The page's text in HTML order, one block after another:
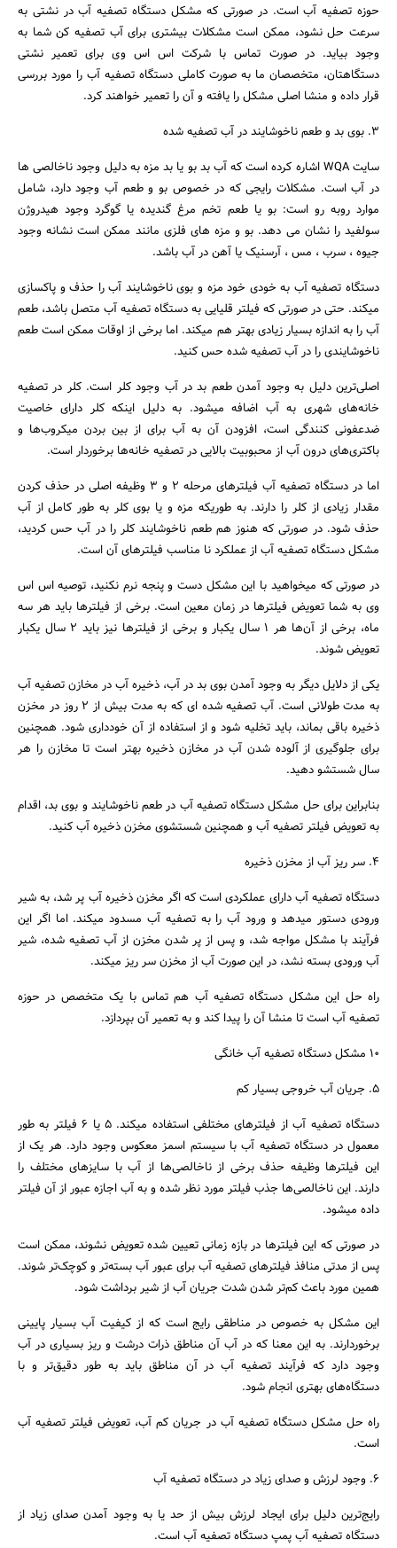
حوزه تصفیه آب است. در صورتی که مشکل دستگاه تصفیه آب در نشتی به
سرعت حل نشود، ممکن است مشکلات بیشتری برای آب تصفیه کن شما به
وجود بیاید. در صورت تماس با شرکت اس اس وی برای تعمیر نشتی
دستگاهتان، متخصصان ما به صورت کاملی دستگاه تصفیه آب را مورد بررسی
قرار داده و منشا اصلی مشکل را یافته و آن را تعمیر خواهند کرد.
3. بوی بد و طعم ناخوشایند در آب تصفیه شده
سایت WQA اشاره کرده است که آب بد بو یا بد مزه به دلیل وجود ناخالصی ها
در آب است. مشکلات رایجی که در خصوص بو و طعم آب وجود دارد، شامل
موارد روبه رو است: بو یا طعم تخم مرغ گندیده یا گوگرد وجود هیدروژن
سولفید را نشان می دهد. بو و مزه های فلزی مانند ممکن است نشانه وجود
جیوه ، سرب ، مس ، آرسنیک یا آهن در آب باشد.
دستگاه تصفیه آب به خودی خود مزه و بوی ناخوشایند آب را حذف و پاکسازی
میکند. حتی در صورتی که فیلتر قلیایی به دستگاه تصفیه آب متصل باشد، طعم
آب را به اندازه بسیار زیادی بهتر هم میکند. اما برخی از اوقات ممکن است طعم
ناخوشایندی را در آب تصفیه شده حس کنید.
اصلی‌ترین دلیل به وجود آمدن طعم بد در آب وجود کلر است. کلر در تصفیه
خانه‌های شهری به آب اضافه میشود. به دلیل اینکه کلر دارای خاصیت
ضدعفونی کنندگی است، افزودن آن به آب برای از بین بردن میکروب‌ها و
باکتری‌های درون آب از محبوبیت بالایی در تصفیه خانه‌ها برخوردار است.
اما در دستگاه تصفیه آب فیلتر‌های مرحله 2 و 3 وظیفه اصلی در حذف کردن
مقدار زیادی از کلر را دارند. به طوریکه مزه و یا بوی کلر به طور کامل از آب
حذف شود. در صورتی که هنوز هم طعم ناخوشایند کلر را در آب حس کردید،
مشکل دستگاه تصفیه آب از عملکرد نا مناسب فیلتر‌های آن است.
در صورتی که میخواهید با این مشکل دست و پنجه نرم نکنید، توصیه اس اس
وی به شما تعویض فیلتر‌ها در زمان معین است. برخی از فیلتر‌ها باید هر سه
ماه، برخی از آن‌ها هر 1 سال یکبار و برخی از فیلتر‌ها نیز باید 2 سال یکبار
تعویض شوند.
یکی از دلایل دیگر به وجود آمدن بوی بد در آب، ذخیره آب در مخازن تصفیه آب
به مدت طولانی است. آب تصفیه شده ای که به مدت بیش از 2 روز در مخزن
ذخیره باقی بماند، باید تخلیه شود و از استفاده از آن خودداری شود. همچنین
برای جلوگیری از آلوده شدن آب در مخازن ذخیره بهتر است تا مخازن را هر
سال شستشو دهید.
بنابراین برای حل مشکل دستگاه تصفیه آب در طعم ناخوشایند و بوی بد، اقدام
به تعویض فیلتر تصفیه آب و همچنین شستشوی مخزن ذخیره آب کنید.
4. سر ریز آب از مخزن ذخیره
دستگاه تصفیه آب دارای عملکردی است که اگر مخزن ذخیره آب پر شد، به شیر
ورودی دستور میدهد و ورود آب را به تصفیه آب مسدود میکند. اما اگر این
فرآیند با مشکل مواجه شد، و پس از پر شدن مخزن از آب تصفیه شده، شیر
آب ورودی بسته نشد، در این صورت آب از مخزن سر ریز میکند.
راه حل این مشکل دستگاه تصفیه آب هم تماس با یک متخصص در حوزه
تصفیه آب است تا منشا آن را پیدا کند و به تعمیر آن بپردازد.
10 مشکل دستگاه تصفیه آب خانگی
5. جریان آب خروجی بسیار کم
دستگاه تصفیه آب از فیلتر‌های مختلفی استفاده میکند. 5 یا 6 فیلتر به طور
معمول در دستگاه تصفیه آب با سیستم اسمز معکوس وجود دارد. هر یک از
این فیلتر‌ها وظیفه حذف برخی از ناخالصی‌ها از آب با سایز‌های مختلف را
دارند. این ناخالصی‌ها جذب فیلتر مورد نظر شده و به آب اجازه عبور از آن فیلتر
داده میشود.
در صورتی که این فیلتر‌ها در بازه زمانی تعیین شده تعویض نشوند، ممکن است
پس از مدتی منافذ فیلتر‌های تصفیه آب برای عبور آب بسته‌تر و کوچک‌تر شوند.
همین مورد باعث کم‌تر شدن شدت جریان آب از شیر برداشت شود.
این مشکل به خصوص در مناطقی رایج است که از کیفیت آب بسیار پایینی
برخوردارند. به این معنا که در آب آن مناطق ذرات درشت و ریز بسیاری در آب
وجود دارد که فرآیند تصفیه آب در آن مناطق باید به طور دقیق‌تر و با
دستگاه‌های بهتری انجام شود.
راه حل مشکل دستگاه تصفیه آب در جریان کم آب، تعویض فیلتر تصفیه آب
است.
6. وجود لرزش و صدای زیاد در دستگاه تصفیه آب
رایج‌ترین دلیل برای ایجاد لرزش بیش از حد یا به وجود آمدن صدای زیاد از
دستگاه تصفیه آب پمپ دستگاه تصفیه آب است.